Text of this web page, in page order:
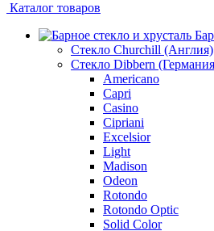
Каталог товаров
Стекло Churchill (Англия)
Стекло Dibbern
Americano
Capri
Casino
Cipriani
Excelsior
Light
Madison
Odeon
Rotondo
Rotondo Optic
Solid Color